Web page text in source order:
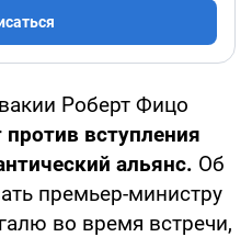
Роберт Фицо
против вступления
альянс. Об
премьер-министру
во время встречи,